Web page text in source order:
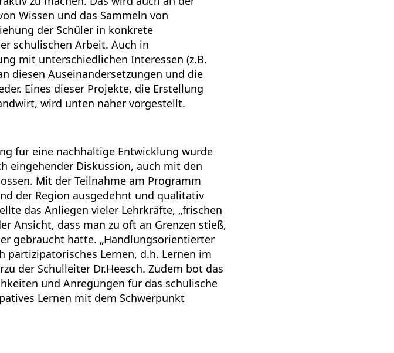
Wissen und das Sammeln von
der Schüler in konkrete
schulischen Arbeit. Auch in
mit unterschiedlichen Interessen (z.B.
diesen Auseinandersetzungen und die
Eines dieser Projekte, die Erstellung
wird unten näher vorgestellt.
für eine nachhaltige Entwicklung wurde
eingehender Diskussion, auch mit den
Mit der Teilnahme am Programm
der Region ausgedehnt und qualitativ
das Anliegen vieler Lehrkräfte, „frischen
Ansicht, dass man zu oft an Grenzen stieß,
gebraucht hätte. „Handlungsorientierter
Lernen, d.h. Lernen im
der Schulleiter Dr.Heesch. Zudem bot das
und Anregungen für das schulische
Lernen mit dem Schwerpunkt